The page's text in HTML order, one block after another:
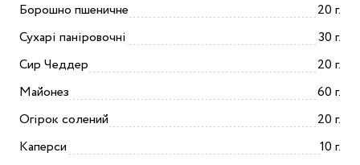
Борошно пшеничне
20 г.
Сухарі паніровочні
30 г.
Сир Чеддер
20 г.
Майонез
60 г.
Огірок солений
20 г.
Каперси
10 г.